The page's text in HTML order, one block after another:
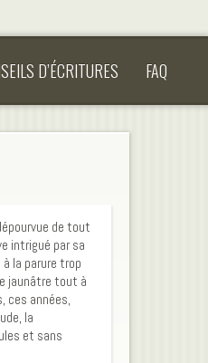
D’ÉCRITURES FAQ
de tout
intrigué par sa
la parure trop
jaunâtre tout à
ces années,
la
et sans